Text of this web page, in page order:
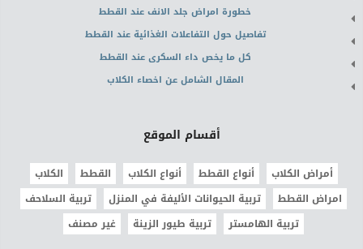
خطورة امراض جلد الانف عند القطط
تفاصيل حول التفاعلات الغذائية عند القطط
كل ما يخص داء السكرى عند القطط
المقال الشامل عن اخصاء الكلاب
أقسام الموقع
أمراض الكلاب أنواع القطط أنواع الكلاب القطط
الكلاب
امراض القطط
تربية الحيوانات الأليفة في المنزل
تربية السلاحف
تربية الهامستر
تربية طيور الزينة غير مصنف